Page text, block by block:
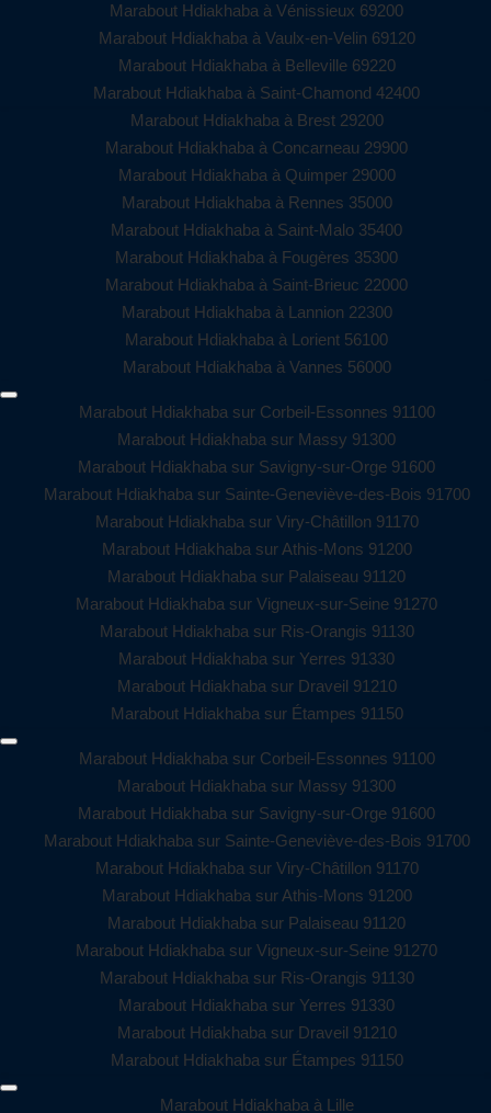
Marabout Hdiakhaba à Vénissieux 69200
Marabout Hdiakhaba à Vaulx-en-Velin 69120
Marabout Hdiakhaba à Belleville 69220
Marabout Hdiakhaba à Saint-Chamond 42400
Marabout Hdiakhaba à Brest 29200
Marabout Hdiakhaba à Concarneau 29900
Marabout Hdiakhaba à Quimper 29000
Marabout Hdiakhaba à Rennes 35000
Marabout Hdiakhaba à Saint-Malo 35400
Marabout Hdiakhaba à Fougères 35300
Marabout Hdiakhaba à Saint-Brieuc 22000
Marabout Hdiakhaba à Lannion 22300
Marabout Hdiakhaba à Lorient 56100
Marabout Hdiakhaba à Vannes 56000
Marabout Hdiakhaba sur Corbeil-Essonnes 91100
Marabout Hdiakhaba sur Massy 91300
Marabout Hdiakhaba sur Savigny-sur-Orge 91600
Marabout Hdiakhaba sur Sainte-Geneviève-des-Bois 91700
Marabout Hdiakhaba sur Viry-Châtillon 91170
Marabout Hdiakhaba sur Athis-Mons 91200
Marabout Hdiakhaba sur Palaiseau 91120
Marabout Hdiakhaba sur Vigneux-sur-Seine 91270
Marabout Hdiakhaba sur Ris-Orangis 91130
Marabout Hdiakhaba sur Yerres 91330
Marabout Hdiakhaba sur Draveil 91210
Marabout Hdiakhaba sur Étampes 91150
Marabout Hdiakhaba sur Corbeil-Essonnes 91100
Marabout Hdiakhaba sur Massy 91300
Marabout Hdiakhaba sur Savigny-sur-Orge 91600
Marabout Hdiakhaba sur Sainte-Geneviève-des-Bois 91700
Marabout Hdiakhaba sur Viry-Châtillon 91170
Marabout Hdiakhaba sur Athis-Mons 91200
Marabout Hdiakhaba sur Palaiseau 91120
Marabout Hdiakhaba sur Vigneux-sur-Seine 91270
Marabout Hdiakhaba sur Ris-Orangis 91130
Marabout Hdiakhaba sur Yerres 91330
Marabout Hdiakhaba sur Draveil 91210
Marabout Hdiakhaba sur Étampes 91150
Marabout Hdiakhaba à Lille